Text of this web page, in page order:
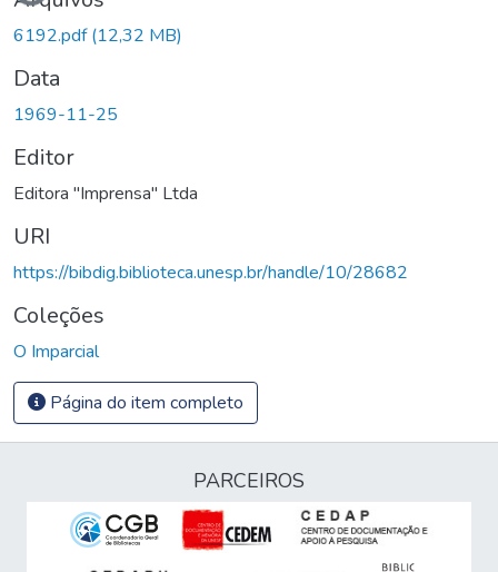
6192.pdf(12,32 MB)
Data
1969-11-25
Editor
Editora "Imprensa" Ltda
URI
https://bibdig.biblioteca.unesp.br/handle/10/28682
Coleções
O Imparcial
Página do item completo
PARCEIROS